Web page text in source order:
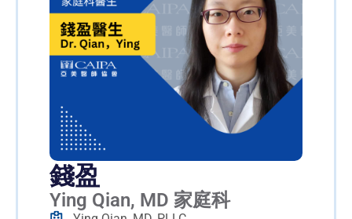
錢盈
Ying Qian, MD 家庭科